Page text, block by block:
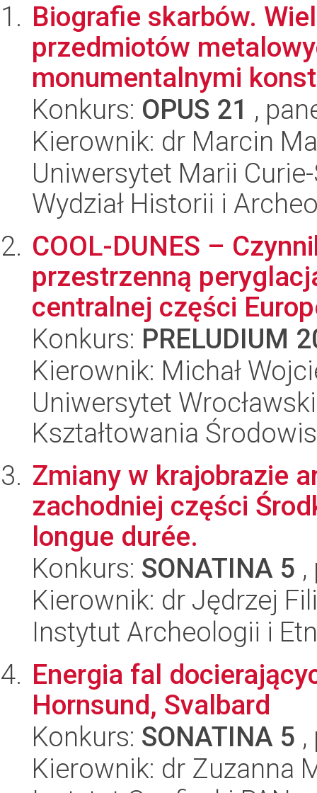
Biografie skarbów.
przedmiotów
monumentalnymi
Konkurs: OPUS 21 ,
Kierownik: dr Marcin
Uniwersytet Marii
Wydział Historii i
COOL-DUNES –
przestrzenną
centralnej części
Konkurs: PRELUDIUM
Kierownik: Michał
Uniwersytet
Kształtowania
Zmiany w krajobrazie
zachodniej części
longue durée.
Konkurs: SONATINA 5
Kierownik: dr Jędrzej
Instytut Archeologii i
Energia fal
Hornsund, Svalbard
Konkurs: SONATINA 5
Kierownik: dr Zuzanna